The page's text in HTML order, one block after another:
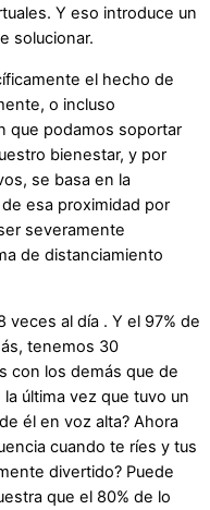
Y eso introduce un
solucionar.
el hecho de
o incluso
que podamos soportar
bienestar, y por
se basa en la
esa proximidad por
severamente
de distanciamiento
veces al día . Y el 97% de
tenemos 30
con los demás que de
última vez que tuvo un
él en voz alta? Ahora
cuando te ríes y tus
divertido? Puede
que el 80% de lo